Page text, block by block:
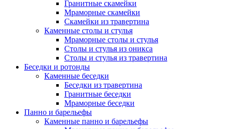
Гранитные скамейки
Мраморные скамейки
Скамейки из травертина
Каменные столы и стулья
Мраморные столы и стулья
Столы и стулья из оникса
Столы и стулья из травертина
Беседки и ротонды
Каменные беседки
Беседки из травертина
Гранитные беседки
Мраморные беседки
Панно и барельефы
Каменные панно и барельефы